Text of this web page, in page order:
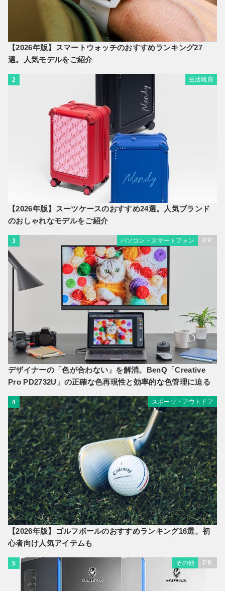
【2026年版】スマートウォッチのおすすめランキング27
選。人気モデルをご紹介
2 生活雑貨
【2026年版】スーツケースのおすすめ24選。人気ブランド
のおしゃれなモデルをご紹介
3 パソコン・スマートフォン PR
デザイナーの「色が合わない」を解消。BenQ「Creative
Pro PD2732U」の正確な色再現性と効率的な色管理に迫る
4 スポーツ・アウトドア
【2026年版】ゴルフボールのおすすめランキング16選。初
心者向け人気アイテムも
5 その他 PR